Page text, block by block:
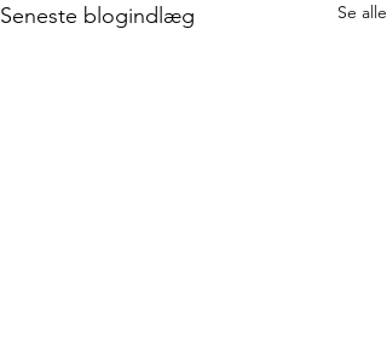
Seneste blogindlæg Se alle